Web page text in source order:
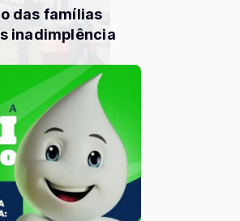
das famílias
inadimplência